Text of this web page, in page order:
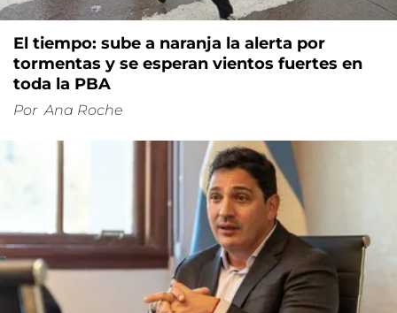
El tiempo: sube a naranja la alerta por
tormentas y se esperan vientos fuertes en
toda la PBA
Por Ana Roche